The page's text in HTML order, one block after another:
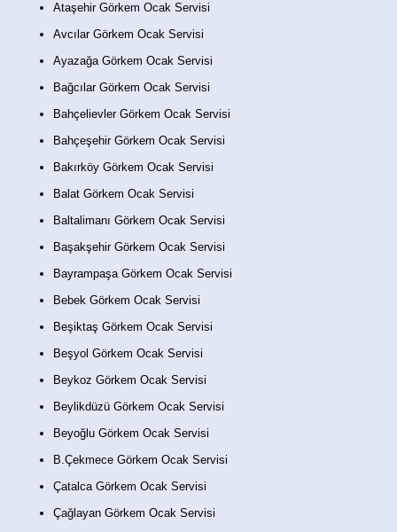
Ataşehir Görkem Ocak Servisi
Avcılar Görkem Ocak Servisi
Ayazağa Görkem Ocak Servisi
Bağcılar Görkem Ocak Servisi
Bahçelievler Görkem Ocak Servisi
Bahçeşehir Görkem Ocak Servisi
Bakırköy Görkem Ocak Servisi
Balat Görkem Ocak Servisi
Baltalimanı Görkem Ocak Servisi
Başakşehir Görkem Ocak Servisi
Bayrampaşa Görkem Ocak Servisi
Bebek Görkem Ocak Servisi
Beşiktaş Görkem Ocak Servisi
Beşyol Görkem Ocak Servisi
Beykoz Görkem Ocak Servisi
Beylikdüzü Görkem Ocak Servisi
Beyoğlu Görkem Ocak Servisi
B.Çekmece Görkem Ocak Servisi
Çatalca Görkem Ocak Servisi
Çağlayan Görkem Ocak Servisi